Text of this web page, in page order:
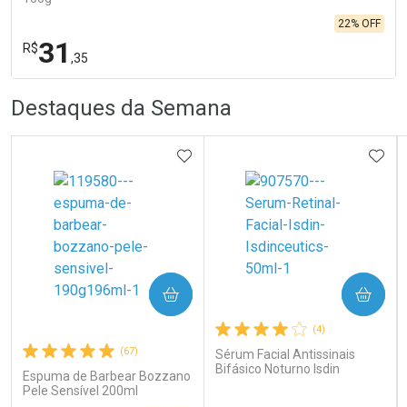
R$31 ,35
22% OFF
Laboratório
Comprar sem Desconto
Por R$ 31,35/cada
Por Menos
Comprar sem Desconto
Por R$ 31,35/cada
Destaques da Semana
(67)
Espuma de Barbear Bozzano
Pele Sensível 200ml
ADICIONAR AOS FAVORITOS
COMPRAR
(4)
Sérum Facial Antissinais
Bifásico Noturno Isdin
COMPRAR